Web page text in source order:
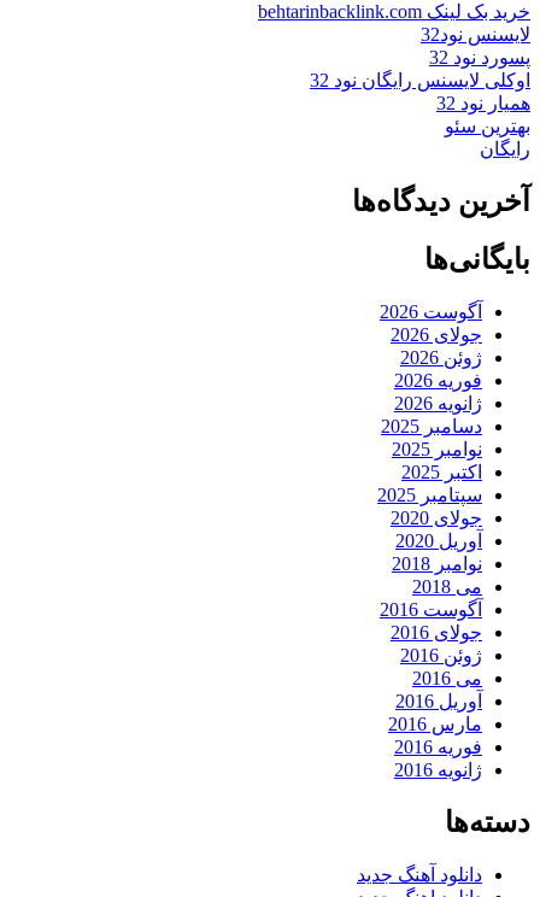
خرید بک لینک behtarinbacklink.com
لایسنس نود32
پسورد نود 32
اوکلی لایسنس رایگان نود 32
همیار نود 32
بهترین سئو
رایگان
آخرین دیدگاه‌ها
بایگانی‌ها
آگوست 2026
جولای 2026
ژوئن 2026
فوریه 2026
ژانویه 2026
دسامبر 2025
نوامبر 2025
اکتبر 2025
سپتامبر 2025
جولای 2020
آوریل 2020
نوامبر 2018
می 2018
آگوست 2016
جولای 2016
ژوئن 2016
می 2016
آوریل 2016
مارس 2016
فوریه 2016
ژانویه 2016
دسته‌ها
دانلود آهنگ جدید